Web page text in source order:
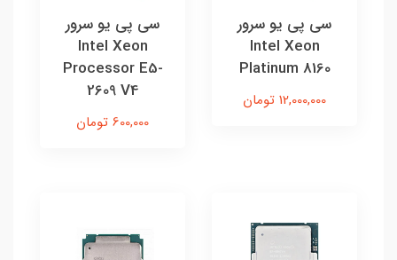
سی پی یو سرور
Intel Xeon
Platinum 8160
12,000,000 تومان
سی پی یو سرور
Intel Xeon
Processor E5-
2609 V4
600,000 تومان